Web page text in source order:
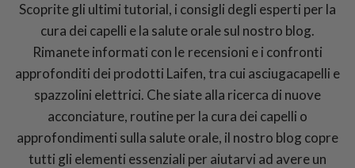
Scoprite gli ultimi tutorial, i consigli degli esperti per la
cura dei capelli e la salute orale sul nostro blog.
Rimanete informati con le recensioni e i confronti
approfonditi dei prodotti Laifen, tra cui asciugacapelli e
spazzolini elettrici. Che siate alla ricerca di nuove
acconciature, routine per la cura dei capelli o
approfondimenti sulla salute orale, il nostro blog copre
tutti gli elementi essenziali per aiutarvi ad avere un